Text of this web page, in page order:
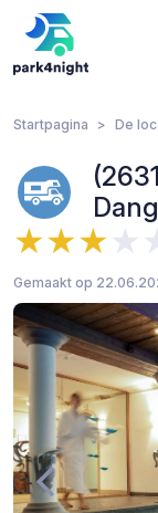
Startpagina De
Gemaakt op